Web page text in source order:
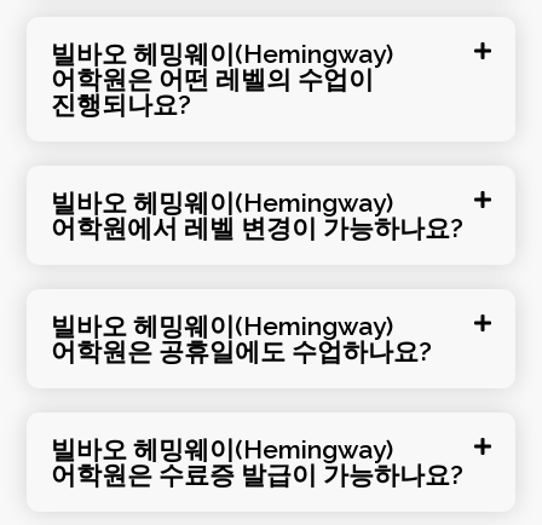
빌바오 헤밍웨이(Hemingway)
어학원은 어떤 레벨의 수업이
진행되나요?
빌바오 헤밍웨이(Hemingway)
어학원에서 레벨 변경이 가능하나요?
빌바오 헤밍웨이(Hemingway)
어학원은 공휴일에도 수업하나요?
빌바오 헤밍웨이(Hemingway)
어학원은 수료증 발급이 가능하나요?